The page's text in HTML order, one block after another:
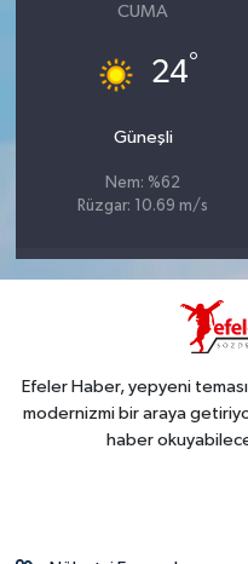
CUMA
24°
Güneşli
Nem: %62
Rüzgar: 10.69 m/s
Efeler Haber, yepyeni
modernizmi bir araya
haber